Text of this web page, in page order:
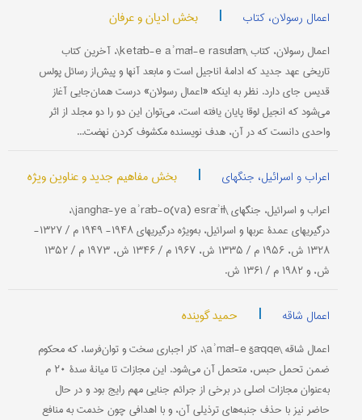
اعمال رسولان، کتاب | بخش ادیان و عرفان
اعمال رسولان، کتاب \ketāb-e aʾmāl-e rasūlān\، آخرین کتاب
تاریخی عهد جدید که ادامۀ اناجیل است و ما‌بعد آنها و پیش‌از رسائل پولس
قدیس جای دارد. نظر به اینکه «اعمال رسولان» درست همان‌جایی آغاز
می‌شود که انجیل لوقا پایان یافته است، می‌توان این دو را دو مجلد از اثر
واحدی دانست که در آن، هدف نویسنده مکشوف کردن نهضت...
اعراب و اسرائیل، جنگهای | بخش مفاهیم جدید و عناوین ویژه
اعراب‌ و ‌اسرائیل، جنگهای \janghā-ye aʾrāb-o(va) esrāʾīl\،
درگیریهای عمدۀ عربها و ‌اسرائیل، به‌ویژه ‌درگیریهای ۱۹۴۸- ۱۹۴۹ م / ۱۳۲۷-
۱۳۲۸ ش، ۱۹۵۶ م / ۱۳۳۵ ش، ۱۹۶۷ م / ۱۳۴۶ ش، ۱۹۷۳ م / ۱۳۵۲
ش، و ۱۹۸۲ م / ۱۳۶۱ ش.
اعمال شاقه | حمید گوینده
اعمال شاقه \aʾmāl-e šāqqe\، کار اجباری سخت و توان‌فرسا، که محکوم
ضمن تحمل حبس، متحمل آن می‌شود. این مجازات تا میانۀ سدۀ ۲۰ م
به‌عنوان مجازات اصلی در برخی از جرائم جنایی مهم رایج بود و در حال
حاضر نیز با حذف جنبه‌های ترذیلی آن، و با اهدافی چون خدمت به منافع